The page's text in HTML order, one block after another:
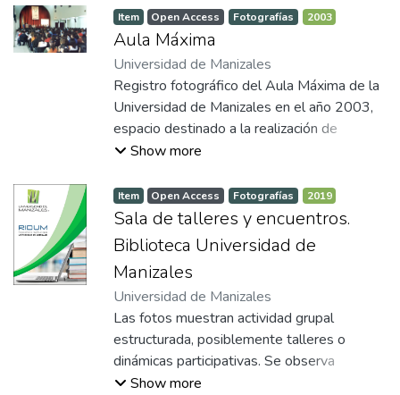
información bibliográfica en formato
impreso. Esta imagen representa los
espacios, servicios y prácticas académicas
de la biblioteca a comienzos de la década
del 2000.
Item Open Access Fotografías 2003
Aula Máxima
Universidad de Manizales
Registro fotográfico del Aula Máxima de la
Universidad de Manizales en el año 2003,
espacio destinado a la realización de
eventos académicos e institucionales como
encuentros universitarios. Las imágenes
muestran alta asistencia durante distintos
actos académicos desarrollados en este
lugar, considerado en su momento uno de
los escenarios centrales de la vida
universitaria. Actualmente, el espacio
corresponde al segundo piso de la
Biblioteca de la Universidad de Manizales.
Show more
Item Open Access Fotografías 2019
Sala de talleres y encuentros.
Biblioteca Universidad de
Manizales
Universidad de Manizales
Las fotos muestran actividad grupal
estructurada, posiblemente talleres o
dinámicas participativas. Se observa
interacción en los participantes y disposición
Show more